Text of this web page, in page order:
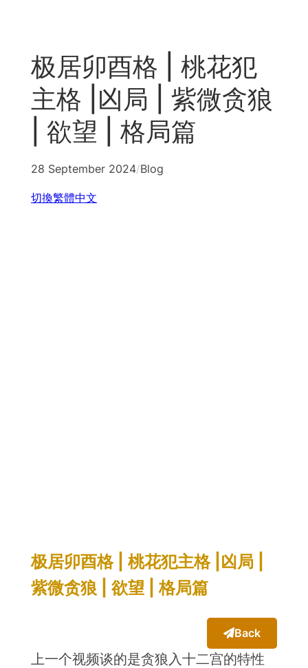
极居卯酉格 | 桃花犯
主格 |凶局 | 紫微贪狼
| 欲望 | 格局篇
28 September 2024/Blog
切換繁體中文
极居卯酉格 | 桃花犯主格 |凶局 |
紫微贪狼 | 欲望 | 格局篇
Back
上一个视频谈的是贪狼入十二宫的特性